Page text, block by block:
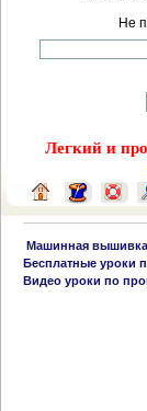
Не
Легкий и
Машинная
Бесплатные уроки
Видео уроки по